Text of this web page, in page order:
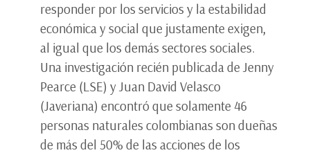
responder por los servicios y la estabilidad
económica y social que justamente exigen,
al igual que los demás sectores sociales.
Una investigación recién publicada de Jenny
Pearce (LSE) y Juan David Velasco
(Javeriana) encontró que solamente 46
personas naturales colombianas son dueñas
de más del 50% de las acciones de los